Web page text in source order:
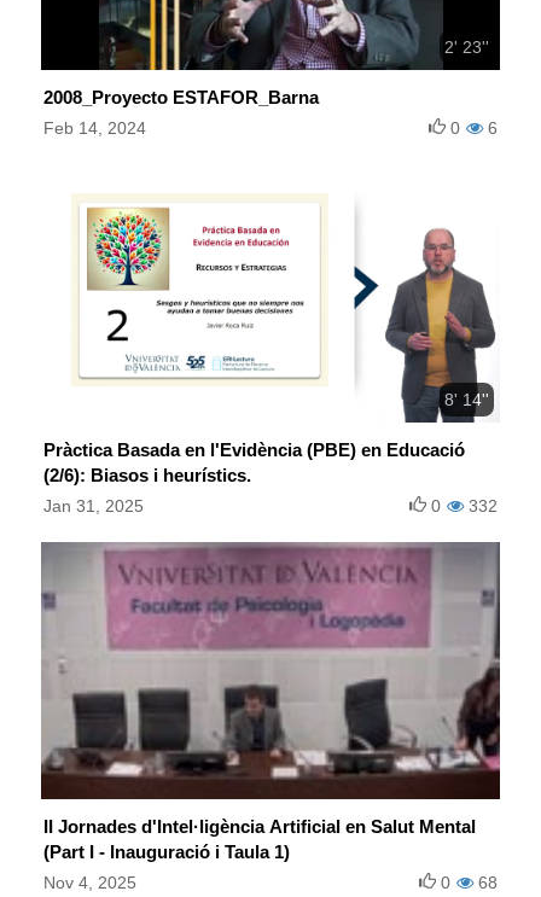
2' 23''
2008_Proyecto ESTAFOR_Barna
Feb 14, 2024 6
0
8' 14''
Pràctica Basada en l'Evidència (PBE) en Educació
(2/6): Biasos i heurístics.
Jan 31, 2025 332
0
II Jornades d'Intel·ligència Artificial en Salut Mental
(Part I - Inauguració i Taula 1)
Nov 4, 2025 68
0